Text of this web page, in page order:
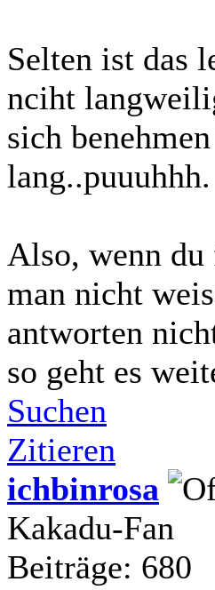
Selten ist das
nciht
sich
lang..puuuhhh.
Also, wenn du
man nicht
antworten
so geht es
Suchen
Zitieren
ichbinrosa
Kakadu-Fan
Beiträge: 680